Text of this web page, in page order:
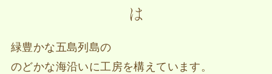
は
緑豊かな五島列島の
のどかな海沿いに工房を構えています。